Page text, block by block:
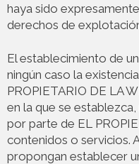
haya sido
derechos de
El establecimiento de
ningún caso la
PROPIETARIO DE LA
en la que se
por parte de EL
contenidos o servicios.
propongan establecer